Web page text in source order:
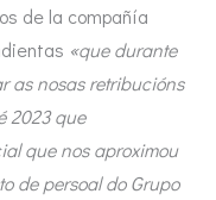
de la compañía
«que durante
as nosas retribucións
2023 que
que nos aproximou
de persoal do Grupo